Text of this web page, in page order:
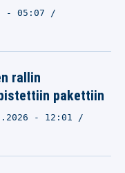
- 05:07
rallin
pakettiin
- 12:01